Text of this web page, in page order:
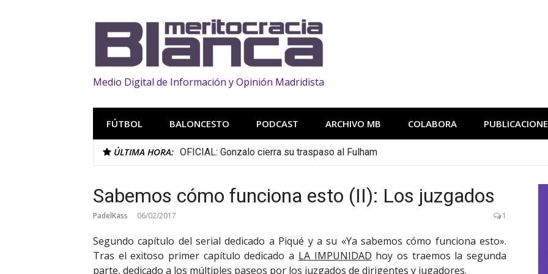
Medio Digital de Información y Opinión Madridista
FÚTBOL BALONCESTO PODCAST ARCHIVO MB COLABORA
ÚLTIMA HORA: OFICIAL: Gonzalo cierra su traspaso al Fulham
Sabemos cómo funciona esto (II): Los juzgados
PadelKass 06/02/2017 1
Segundo capítulo del serial dedicado a Piqué y a su «Ya sabemos cómo funciona esto».
Tras el exitoso primer capítulo dedicado a LA IMPUNIDAD hoy os traemos la segunda
parte, dedicado a los múltiples paseos por los juzgados de dirigentes y jugadores.